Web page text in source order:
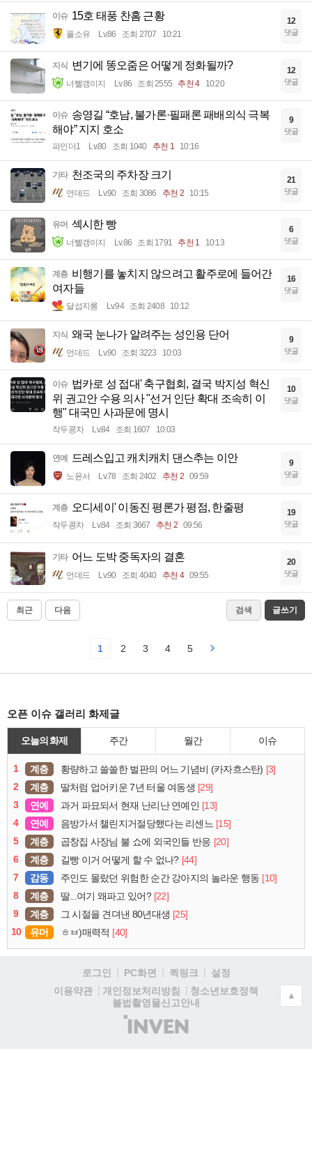
이슈 15호 태풍 찬홈 근황
풀소유 Lv.86 조회 2707 10:21
12
댓글
지식 변기에 똥오줌은 어떻게 정화될까?
너빨갱이지 Lv.86 조회 2555 추천 4 10:20
12
댓글
이슈 송영길 “호남, 불가론·필패론 패배의식 극복
해야” 지지 호소
파인더1 Lv.80 조회 1040 추천 1 10:16
9
댓글
기타 천조국의 주차장 크기
언데드 Lv.90 조회 3086 추천 2 10:15
21
댓글
유머 섹시한 빵
너빨갱이지 Lv.86 조회 1791 추천 1 10:13
6
댓글
계층 비행기를 놓치지 않으려고 활주로에 들어간
여자들
달섭지롱 Lv.94 조회 2408 10:12
16
댓글
지식 왜국 눈나가 알려주는 성인용 단어
언데드 Lv.90 조회 3223 10:03
9
댓글
이슈 법카로 성 접대' 축구협회, 결국 박지성 혁신
위 권고안 수용 의사 "선거 인단 확대 조속히 이
행" 대국민 사과문에 명시
작두콩차 Lv.84 조회 1607 10:03
10
댓글
연예 드레스입고 캐치캐치 댄스추는 이안
노윤서 Lv.78 조회 2402 추천 2 09:59
9
댓글
계층 오디세이' 이동진 평론가 평점, 한줄평
작두콩차 Lv.84 조회 3667 추천 2 09:56
19
댓글
기타 어느 도박 중독자의 결혼
언데드 Lv.90 조회 4040 추천 4 09:55
20
댓글
최근 다음 검색 글쓰기
1 2 3 4 5
오픈 이슈 갤러리 화제글
오늘의 화제 주간 월간 이슈
1 계층 황량하고 쓸쓸한 벌판의 어느 기념비 (카자흐스탄) [3]
2
계층 딸처럼 업어키운 7년 터울 여동생 [29]
3
연예 과거 파묘되서 현재 난리난 연예인 [13]
4
연예 음방가서 챌린지거절당했다는 리센느 [15]
5
계층 곱창집 사장님 불 쇼에 외국인들 반응 [20]
6
계층 길빵 이거 어떻게 할 수 없나? [44]
7
감동 주인도 몰랐던 위험한 순간 강아지의 놀라운 행동 [10]
8
계층 딸...여기 왜파고 있어? [22]
9
계층 그 시절을 견뎌낸 80년대생 [25]
10
유머 ㅎㅂ)매력적 [40]
로그인 PC화면 퀵링크
설정
이용약관
개인정보처리방침
청소년보호정책
불법촬영물신고안내
(주)
인
▲